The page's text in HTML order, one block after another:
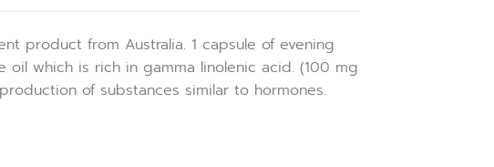
product from Australia. 1 capsule of evening
which is rich in gamma linolenic acid. (100 mg
of substances similar to hormones.